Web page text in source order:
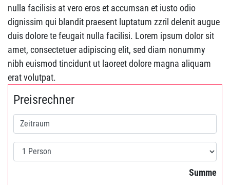
nulla facilisis at vero eros et accumsan et iusto odio
dignissim qui blandit praesent luptatum zzril delenit augue
duis dolore te feugait nulla facilisi. Lorem ipsum dolor sit
amet, consectetuer adipiscing elit, sed diam nonummy
nibh euismod tincidunt ut laoreet dolore magna aliquam
erat volutpat.
Preisrechner
Summe